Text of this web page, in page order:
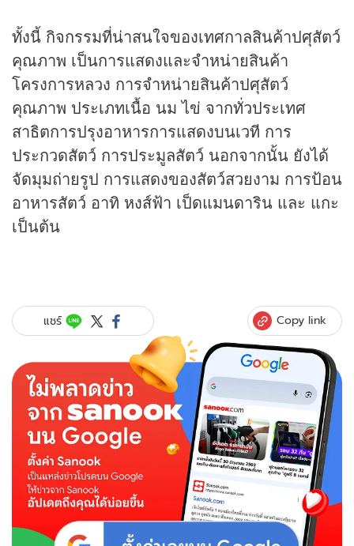
ทั้งนี้ กิจกรรมที่น่าสนใจของเทศกาลสินค้าปศุสัตว์
คุณภาพ เป็นการแสดงและจำหน่ายสินค้า
โครงการหลวง การจำหน่ายสินค้าปศุสัตว์
คุณภาพ ประเภทเนื้อ นม ไข่ จากทั่วประเทศ
สาธิตการปรุงอาหารการแสดงบนเวที การ
ประกวดสัตว์ การประมูลสัตว์ นอกจากนั้น ยังได้
จัดมุมถ่ายรูป การแสดงของสัตว์สวยงาม การป้อน
อาหารสัตว์ อาทิ หงส์ฟ้า เป็ดแมนดาริน และ แกะ
เป็นต้น
แชร์ Copy link